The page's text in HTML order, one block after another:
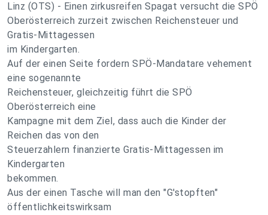
Linz (OTS) - Einen zirkusreifen Spagat versucht die SPÖ
Oberösterreich zurzeit zwischen Reichensteuer und
Gratis-Mittagessen
im Kindergarten.
Auf der einen Seite fordern SPÖ-Mandatare vehement
eine sogenannte
Reichensteuer, gleichzeitig führt die SPÖ
Oberösterreich eine
Kampagne mit dem Ziel, dass auch die Kinder der
Reichen das von den
Steuerzahlern finanzierte Gratis-Mittagessen im
Kindergarten
bekommen.
Aus der einen Tasche will man den "G'stopften"
öffentlichkeitswirksam